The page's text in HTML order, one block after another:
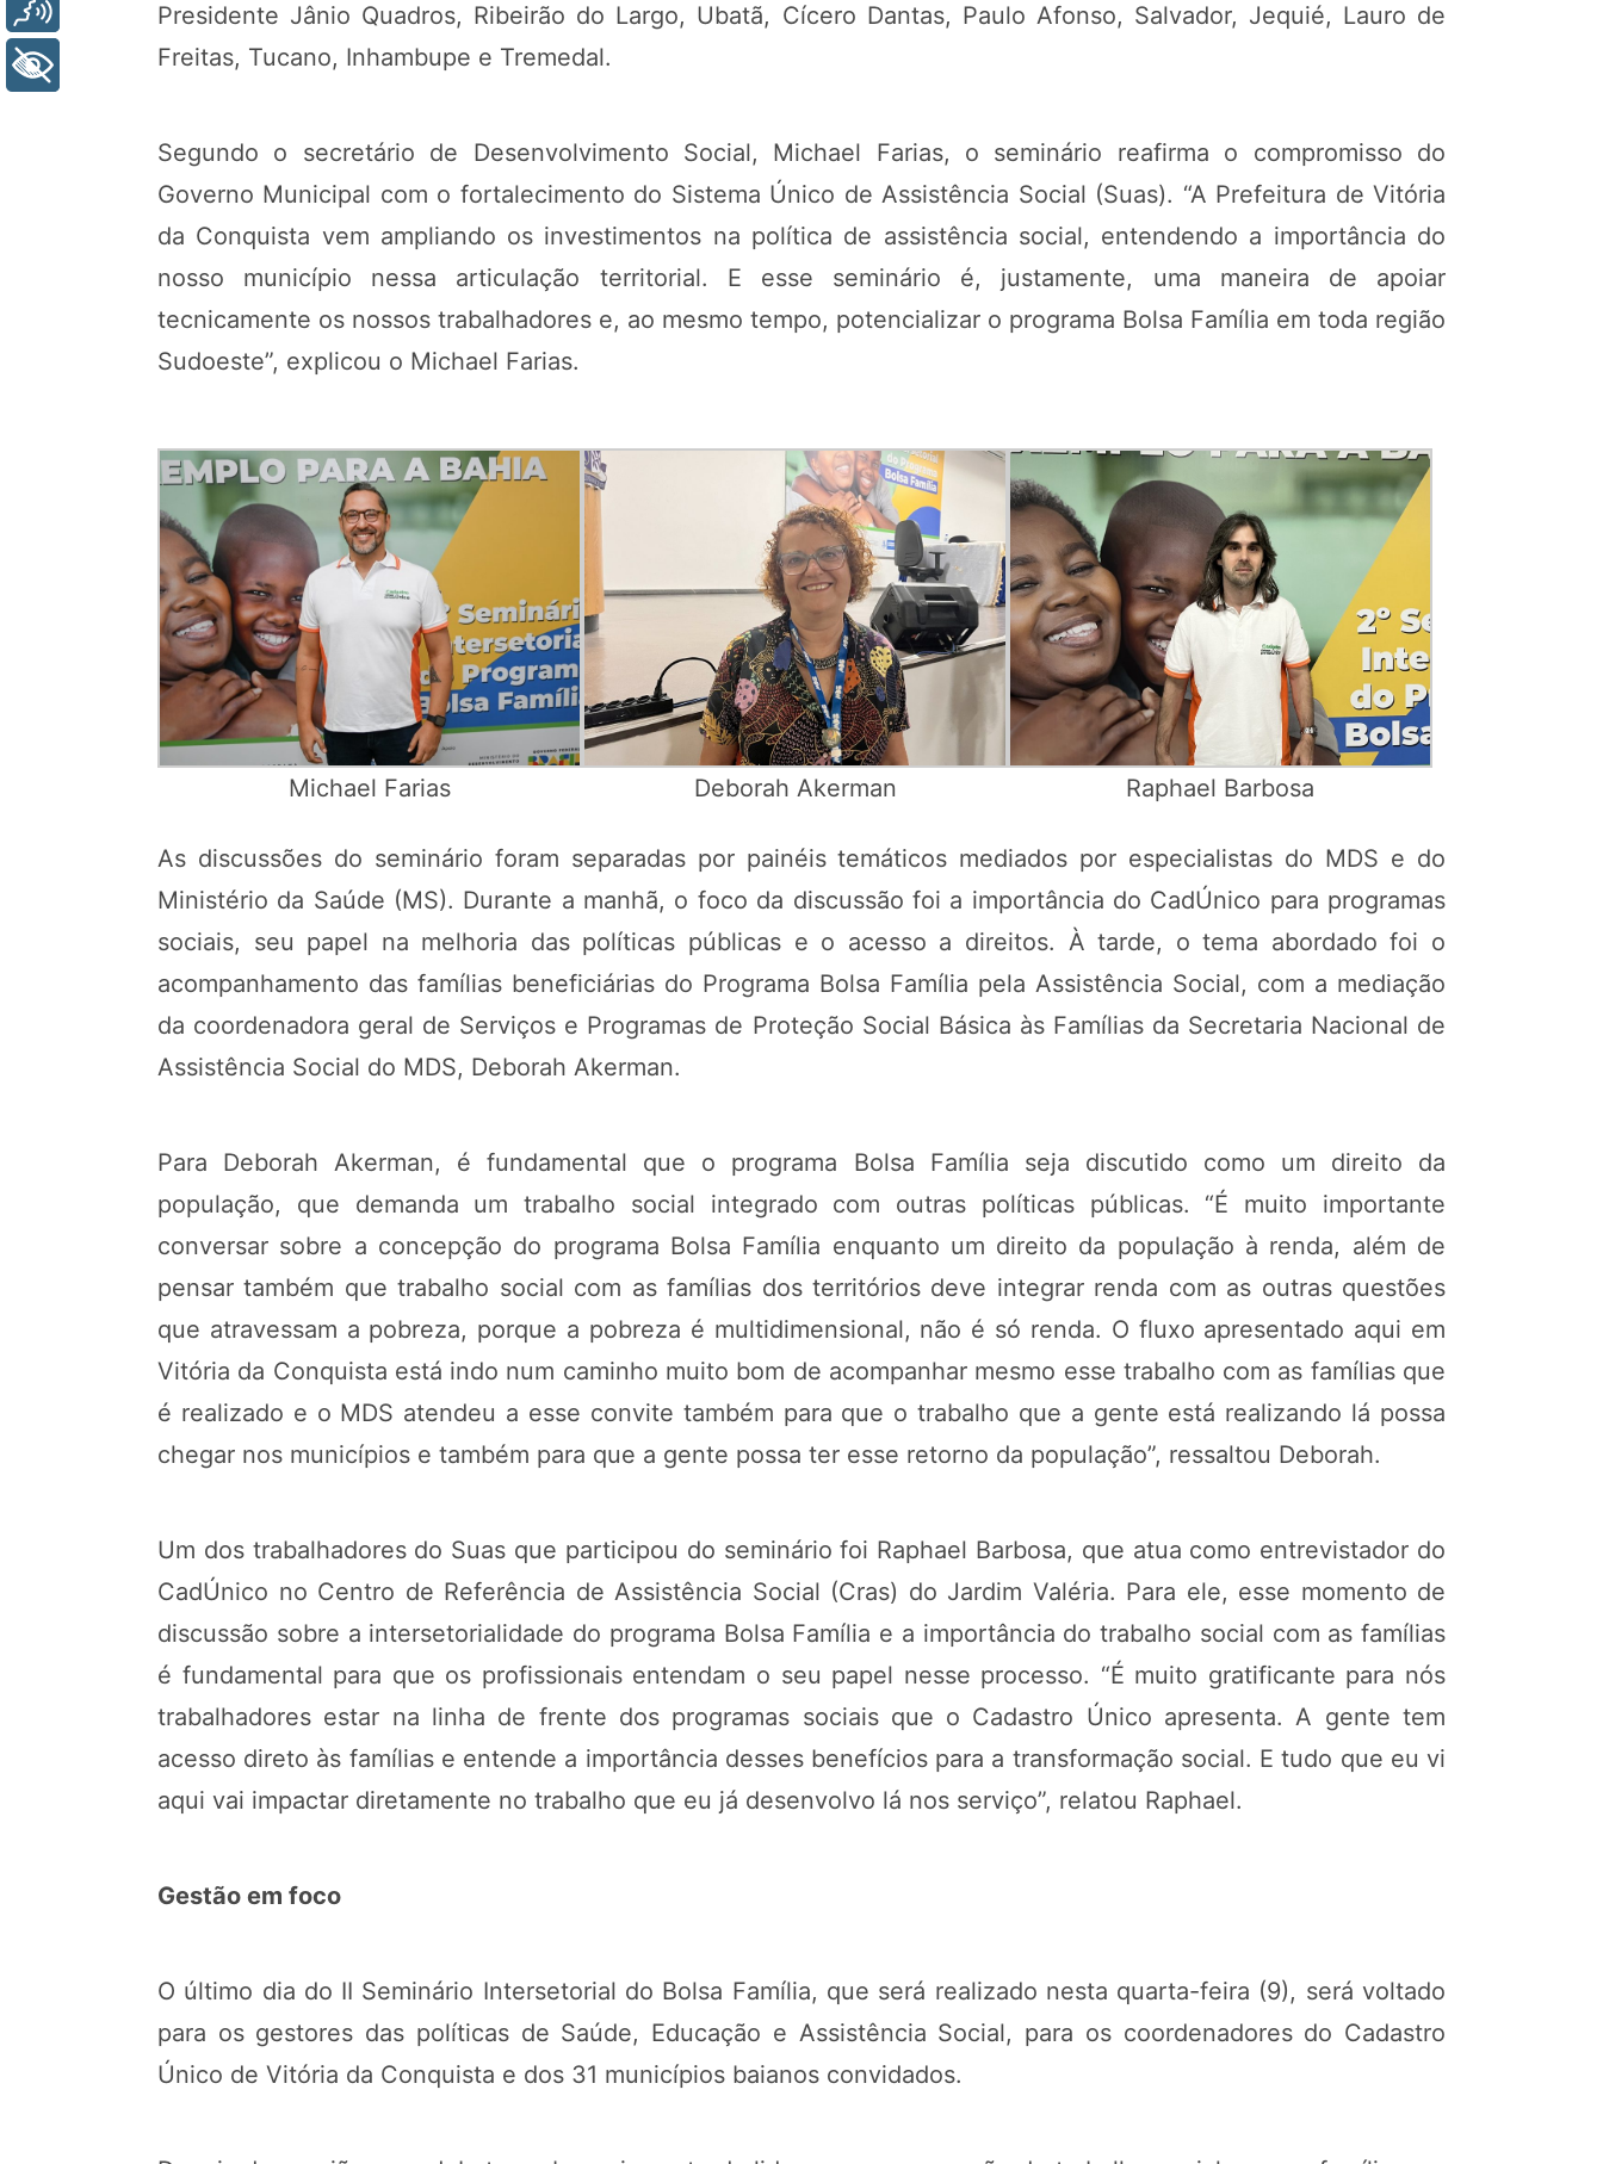
Presidente Jânio Quadros, Ribeirão do Largo, Ubatã, Cícero Dantas, Paulo Afonso, Salvador, Jequié, Lauro de
Freitas, Tucano, Inhambupe e Tremedal.
Segundo o secretário de Desenvolvimento Social, Michael Farias, o seminário reafirma o compromisso do
Governo Municipal com o fortalecimento do Sistema Único de Assistência Social (Suas). “A Prefeitura de Vitória
da Conquista vem ampliando os investimentos na política de assistência social, entendendo a importância do
nosso município nessa articulação territorial. E esse seminário é, justamente, uma maneira de apoiar
tecnicamente os nossos trabalhadores e, ao mesmo tempo, potencializar o programa Bolsa Família em toda região
Sudoeste”, explicou o Michael Farias.
Michael Farias Deborah Akerman Raphael Barbosa
As discussões do seminário foram separadas por painéis temáticos mediados por especialistas do MDS e do
Ministério da Saúde (MS). Durante a manhã, o foco da discussão foi a importância do CadÚnico para programas
sociais, seu papel na melhoria das políticas públicas e o acesso a direitos. À tarde, o tema abordado foi o
acompanhamento das famílias beneficiárias do Programa Bolsa Família pela Assistência Social, com a mediação
da coordenadora geral de Serviços e Programas de Proteção Social Básica às Famílias da Secretaria Nacional de
Assistência Social do MDS, Deborah Akerman.
Para Deborah Akerman, é fundamental que o programa Bolsa Família seja discutido como um direito da
população, que demanda um trabalho social integrado com outras políticas públicas. “É muito importante
conversar sobre a concepção do programa Bolsa Família enquanto um direito da população à renda, além de
pensar também que trabalho social com as famílias dos territórios deve integrar renda com as outras questões
que atravessam a pobreza, porque a pobreza é multidimensional, não é só renda. O fluxo apresentado aqui em
Vitória da Conquista está indo num caminho muito bom de acompanhar mesmo esse trabalho com as famílias que
é realizado e o MDS atendeu a esse convite também para que o trabalho que a gente está realizando lá possa
chegar nos municípios e também para que a gente possa ter esse retorno da população”, ressaltou Deborah.
Um dos trabalhadores do Suas que participou do seminário foi Raphael Barbosa, que atua como entrevistador do
CadÚnico no Centro de Referência de Assistência Social (Cras) do Jardim Valéria. Para ele, esse momento de
discussão sobre a intersetorialidade do programa Bolsa Família e a importância do trabalho social com as famílias
é fundamental para que os profissionais entendam o seu papel nesse processo. “É muito gratificante para nós
trabalhadores estar na linha de frente dos programas sociais que o Cadastro Único apresenta. A gente tem
acesso direto às famílias e entende a importância desses benefícios para a transformação social. E tudo que eu vi
aqui vai impactar diretamente no trabalho que eu já desenvolvo lá nos serviço”, relatou Raphael.
Gestão em foco
O último dia do II Seminário Intersetorial do Bolsa Família, que será realizado nesta quarta-feira (9), será voltado
para os gestores das políticas de Saúde, Educação e Assistência Social, para os coordenadores do Cadastro
Único de Vitória da Conquista e dos 31 municípios baianos convidados.
+ Acessibilidade